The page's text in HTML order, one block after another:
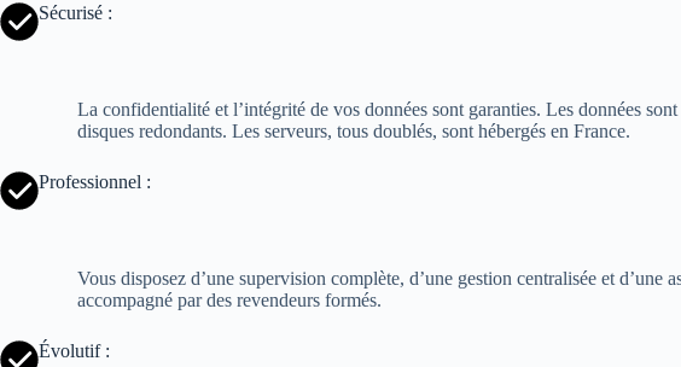
Sécurisé :
La confidentialité et l’intégrité de vos données sont garanties. Les données
disques redondants. Les serveurs, tous doublés, sont hébergés en France.
Professionnel :
Vous disposez d’une supervision complète, d’une gestion centralisée et d’une
accompagné par des revendeurs formés.
Évolutif :